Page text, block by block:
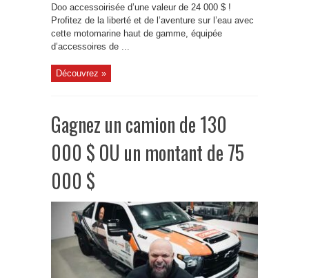
Doo accessoirisée d’une valeur de 24 000 $ !
Profitez de la liberté et de l’aventure sur l’eau avec
cette motomarine haut de gamme, équipée
d’accessoires de ...
Découvrez »
Gagnez un camion de 130
000 $ OU un montant de 75
000 $